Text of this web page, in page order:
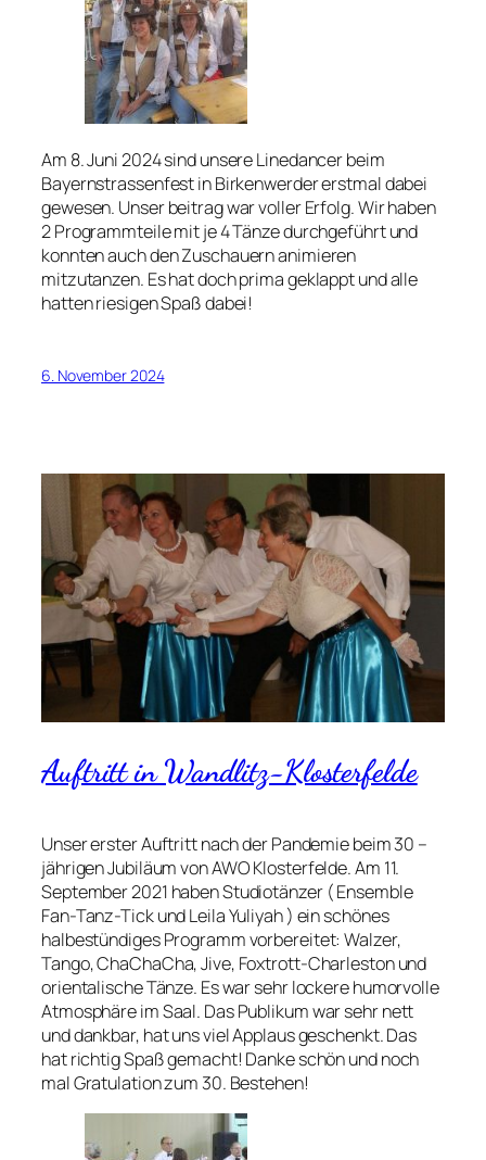
Am 8. Juni 2024 sind unsere Linedancer beim
Bayernstrassenfest in Birkenwerder erstmal dabei
gewesen. Unser beitrag war voller Erfolg. Wir haben
2 Programmteile mit je 4 Tänze durchgeführt und
konnten auch den Zuschauern animieren
mitzutanzen. Es hat doch prima geklappt und alle
hatten riesigen Spaß dabei!
6. November 2024
Auftritt in Wandlitz-Klosterfelde
Unser erster Auftritt nach der Pandemie beim 30 –
jährigen Jubiläum von AWO Klosterfelde. Am 11.
September 2021 haben Studiotänzer ( Ensemble
Fan-Tanz-Tick und Leila Yuliyah ) ein schönes
halbestündiges Programm vorbereitet: Walzer,
Tango, ChaChaCha, Jive, Foxtrott-Charleston und
orientalische Tänze. Es war sehr lockere humorvolle
Atmosphäre im Saal. Das Publikum war sehr nett
und dankbar, hat uns viel Applaus geschenkt. Das
hat richtig Spaß gemacht! Danke schön und noch
mal Gratulation zum 30. Bestehen!